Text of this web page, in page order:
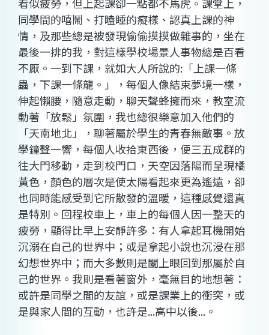
看似疲勞，但上起課卻一點都不馬虎。課堂上，
同學間的嘻鬧、打瞌睡的癡樣、認真上課的神
情，及那些總是被發現偷偷摸摸做雜事的，坐在
最後一排的我，對這樣學校場景人事物總是百看
不厭。一到下課，就如大人所說的:「上課一條
蟲，下課一條龍。」，每個人像結束夢境一樣，
伸起懶腰，隨意走動，聊天聲蜂擁而來，教室流
動著「放鬆」氛圍，我也總很樂意加入他們的
「天南地北」，聊著屬於學生的青春無敵事。放
學鐘聲一響，每個人收拾東西後，便三五成群的
往大門移動，走到校門口，天空因落陽而呈現橘
黃色，顏色的層次是使太陽看起來更為遙遠，卻
也同時能感受到它所散發的溫暖，這種感覺還真
是特別。回程校車上，車上的每個人因一整天的
疲勞，顯得比早上安靜許多：有人拿起耳機開始
沉溺在自己的世界中；或是拿起小說也沉浸在那
幻想世界中；而大多數則是闔上眼回到那屬於自
己的世界。我則是看著窗外，毫無目的地想著：
或許是同學之間的友誼，或是課業上的衝突，或
是與家人間的互動，也許是...高中以後...。